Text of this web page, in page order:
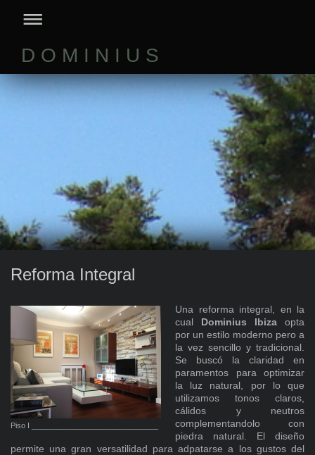
D O M I N I U S
Reforma Integral
Piso I ______________________________
Una reforma integral, en la
cual Dominius Ibiza opta
por un estilo moderno pero a
la vez sencillo y tradicional.
Se buscó la claridad en
paramentos para optimizar
la luz natural, por lo que
utilizamos tonos claros,
cálidos y neutros
complementandolo con
piedra natural. El diseño
permite una gran versatilidad para adpatarse a los gustos del